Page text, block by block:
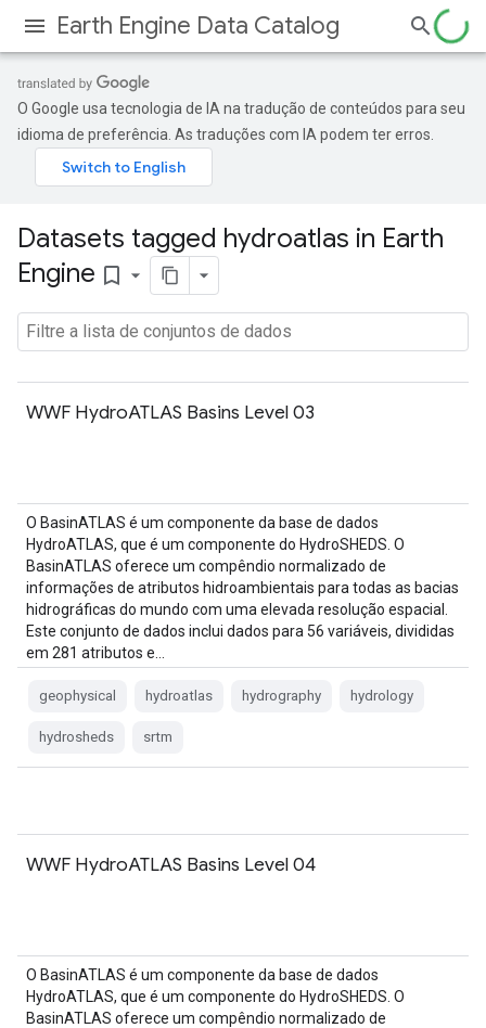
Earth Engine Data Catalog
O Google usa tecnologia de IA na tradução de conteúdos para seu
idioma de preferência. As traduções com IA podem ter erros.
Datasets tagged hydroatlas in Earth
Engine bookmark_border
WWF HydroATLAS Basins Level 03
O BasinATLAS é um componente da base de dados
HydroATLAS, que é um componente do HydroSHEDS. O
BasinATLAS oferece um compêndio normalizado de
informações de atributos hidroambientais para todas as bacias
hidrográficas do mundo com uma elevada resolução espacial.
Este conjunto de dados inclui dados para 56 variáveis, divididas
em 281 atributos e…
geophysical hydroatlas hydrography hydrology
hydrosheds srtm
WWF HydroATLAS Basins Level 04
O BasinATLAS é um componente da base de dados
HydroATLAS, que é um componente do HydroSHEDS. O
BasinATLAS oferece um compêndio normalizado de